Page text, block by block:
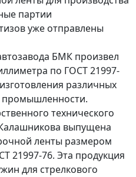
партии
уже отправлены
БМК произвел
по ГОСТ 21997-
различных
технического
выпущена
ленты размером
21997-76. Эта продукция
для стрелкового